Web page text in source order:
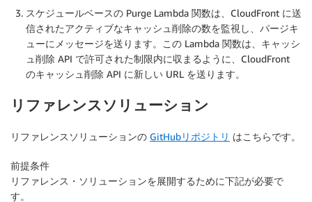
スケジュールベースの Purge Lambda 関数は、CloudFront に送
信されたアクティブなキャッシュ削除の数を監視し、パージキ
ューにメッセージを送ります。この Lambda 関数は、キャッシ
ュ削除 API で許可された制限内に収まるように、CloudFront
のキャッシュ削除 API に新しい URL を送ります。
リファレンスソリューション
リファレンスソリューションの GitHubリポジトリ はこちらです。
前提条件
リファレンス・ソリューションを展開するために下記が必要で
す。